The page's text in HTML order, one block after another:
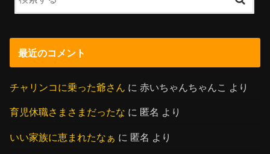
最近のコメント
チャリンコに乗った爺さん に赤いちゃんちゃんこ より
育児休職さまさまだったな に 匿名 より
いい家族に恵まれたなぁ に 匿名 より